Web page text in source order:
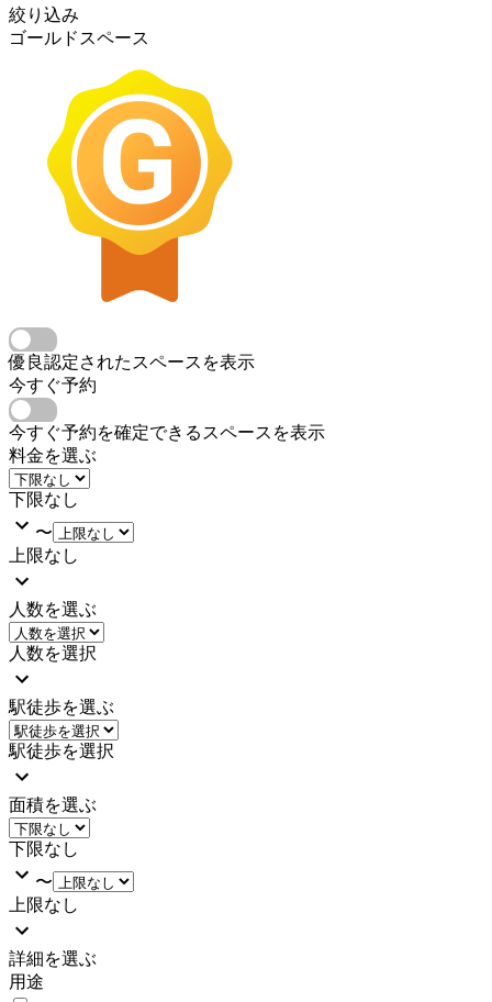
絞り込み
ゴールドスペース
優良認定されたスペースを表示
今すぐ予約
今すぐ予約を確定できるスペースを表示
料金を選ぶ
下限なし
〜
上限なし
人数を選ぶ
人数を選択
駅徒歩を選ぶ
駅徒歩を選択
面積を選ぶ
下限なし
〜
上限なし
詳細を選ぶ
用途